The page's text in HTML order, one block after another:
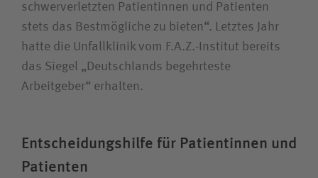
schwerverletzten Patientinnen und Patienten
stets das Bestmögliche zu bieten“. Letztes Jahr
hatte die Unfallklinik vom F.A.Z.-Institut bereits
das Siegel „Deutschlands begehrteste
Arbeitgeber“ erhalten.
Entscheidungshilfe für Patientinnen und
Patienten